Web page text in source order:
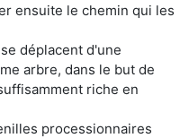
ensuite le chemin qui les
déplacent d'une
arbre, dans le but de
riche en
processionnaires